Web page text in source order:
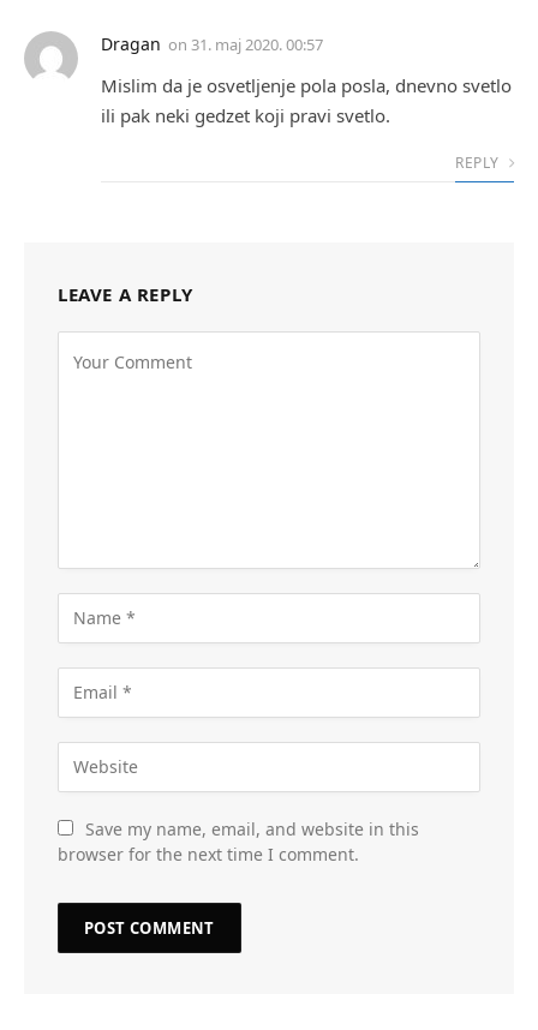
Dragan on 31. maj 2020. 00:57
Mislim da je osvetljenje pola posla, dnevno svetlo
ili pak neki gedzet koji pravi svetlo.
REPLY
LEAVE A REPLY
Save my name, email, and website in this
browser for the next time I comment.